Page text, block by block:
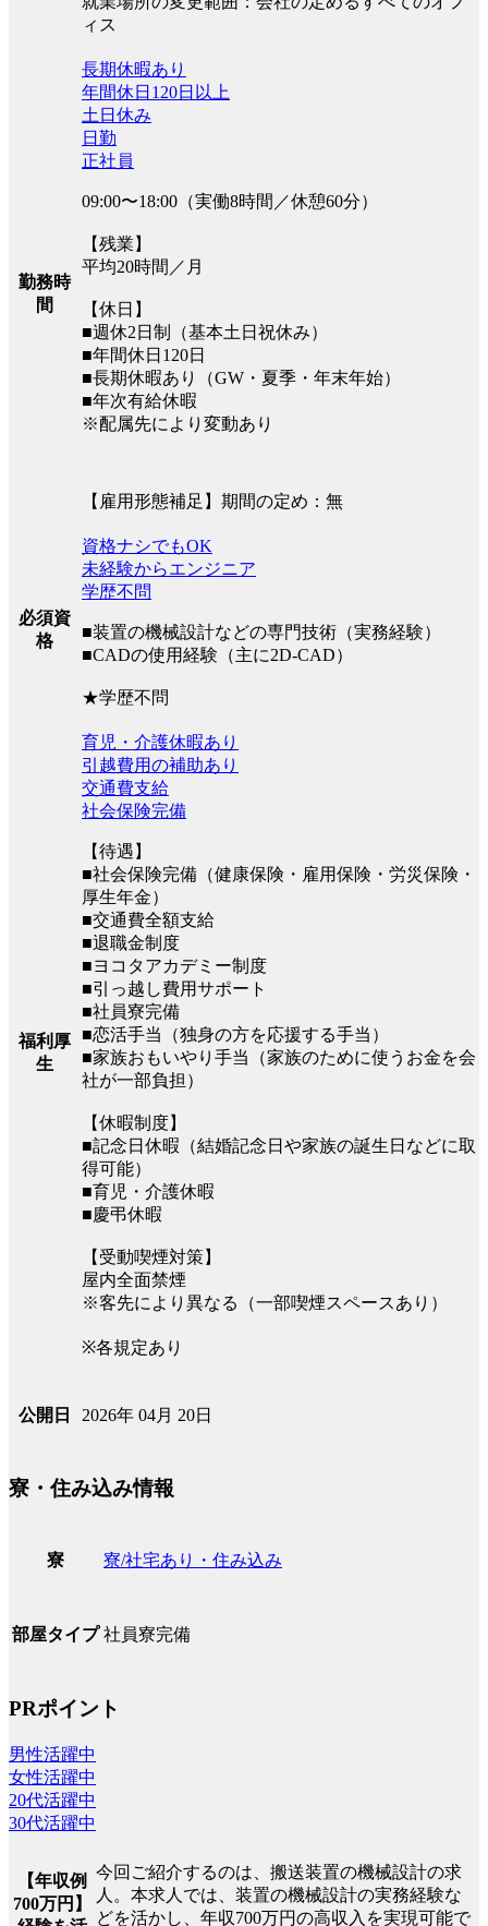
ィス
勤務時
間
長期休暇あり
年間休日120日以上
土日休み
日勤
正社員
09:00〜18:00（実働8時間／休憩60分）
【残業】
平均20時間／月
【休日】
■週休2日制（基本土日祝休み）
■年間休日120日
■長期休暇あり（GW・夏季・年末年始）
■年次有給休暇
※配属先により変動あり
【雇用形態補足】期間の定め：無
必須資
格
資格ナシでもOK
未経験からエンジニア
学歴不問
■装置の機械設計などの専門技術（実務経験）
■CADの使用経験（主に2D-CAD）
★学歴不問
福利厚
生
育児・介護休暇あり
引越費用の補助あり
交通費支給
社会保険完備
【待遇】
■社会保険完備（健康保険・雇用保険・労災保険・
厚生年金）
■交通費全額支給
■退職金制度
■ヨコタアカデミー制度
■引っ越し費用サポート
■社員寮完備
■恋活手当（独身の方を応援する手当）
■家族おもいやり手当（家族のために使うお金を会
社が一部負担）
【休暇制度】
■記念日休暇（結婚記念日や家族の誕生日などに取
得可能）
■育児・介護休暇
■慶弔休暇
【受動喫煙対策】
屋内全面禁煙
※客先により異なる（一部喫煙スペースあり）
※各規定あり
公開日 2026年 04月 20日
寮・住み込み情報
寮 寮/社宅あり・住み込み
部屋タイプ 社員寮完備
PRポイント
男性活躍中
女性活躍中
20代活躍中
30代活躍中
【年収例
700万円】
今回ご紹介するのは、搬送装置の機械設計の求
人。本求人では、装置の機械設計の実務経験な
どを活かし、年収700万円の高収入を実現可能で